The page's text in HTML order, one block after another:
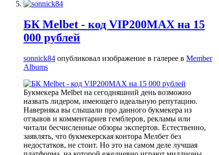
БК Melbet - код VIP200MAX на 15
000 рублей
sonnick84 опубликовал изображение в галерее в Member
Albums
Букмекера Melbet на сегодняшний день возможно
назвать лидером, имеющего идеальную репутацию.
Наверняка вы слышали про данного букмекера из
отзывов и комментариев гемблеров, рекламы или
читали бесчисленные обзоры экспертов. Естественно,
заявлять, что букмекерская контора Мелбет без
недостатков, не стоит. Но это на самом деле лучшая